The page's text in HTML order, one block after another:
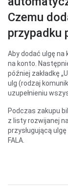
Czemu
przypadku
Aby dodać ulgę na
na konto.
później zakładkę
ulg (rodzaj
uzupełnieniu
Podczas zakupu
z listy rozwijanej
przysługującą
FALA.